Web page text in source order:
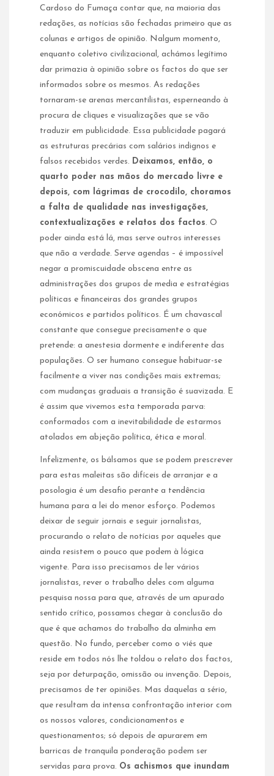
Cardoso do Fumaça contar que, na maioria das
redações, as notícias são fechadas primeiro que as
colunas e artigos de opinião. Nalgum momento,
enquanto coletivo civilizacional, achámos legítimo
dar primazia à opinião sobre os factos do que ser
informados sobre os mesmos. As redações
tornaram-se arenas mercantilistas, esperneando à
procura de cliques e visualizações que se vão
traduzir em publicidade. Essa publicidade pagará
as estruturas precárias com salários indignos e
falsos recebidos verdes. Deixamos, então, o
quarto poder nas mãos do mercado livre e
depois, com lágrimas de crocodilo, choramos
a falta de qualidade nas investigações,
contextualizações e relatos dos factos. O
poder ainda está lá, mas serve outros interesses
que não a verdade. Serve agendas – é impossível
negar a promiscuidade obscena entre as
administrações dos grupos de media e estratégias
políticas e financeiras dos grandes grupos
económicos e partidos políticos. É um chavascal
constante que consegue precisamente o que
pretende: a anestesia dormente e indiferente das
populações. O ser humano consegue habituar-se
facilmente a viver nas condições mais extremas;
com mudanças graduais a transição é suavizada. E
é assim que vivemos esta temporada parva:
conformados com a inevitabilidade de estarmos
atolados em abjeção política, ética e moral.
Infelizmente, os bálsamos que se podem prescrever
para estas maleitas são difíceis de arranjar e a
posologia é um desafio perante a tendência
humana para a lei do menor esforço. Podemos
deixar de seguir jornais e seguir jornalistas,
procurando o relato de notícias por aqueles que
ainda resistem o pouco que podem à lógica
vigente. Para isso precisamos de ler vários
jornalistas, rever o trabalho deles com alguma
pesquisa nossa para que, através de um apurado
sentido crítico, possamos chegar à conclusão do
que é que achamos do trabalho da alminha em
questão. No fundo, perceber como o viés que
reside em todos nós lhe toldou o relato dos factos,
seja por deturpação, omissão ou invenção. Depois,
precisamos de ter opiniões. Mas daquelas a sério,
que resultam da intensa confrontação interior com
os nossos valores, condicionamentos e
questionamentos; só depois de apurarem em
barricas de tranquila ponderação podem ser
servidas para prova. Os achismos que inundam